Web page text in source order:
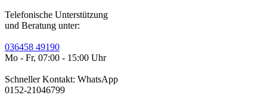
Telefonische Unterstützung
und Beratung unter:
036458 49190
Mo - Fr, 07:00 - 15:00 Uhr
Schneller Kontakt: WhatsApp
0152-21046799